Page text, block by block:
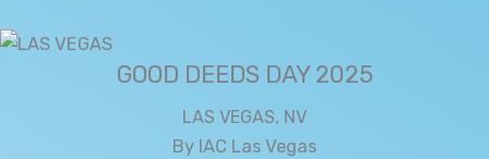
GOOD DEEDS DAY 2025
LAS VEGAS, NV
By IAC Las Vegas